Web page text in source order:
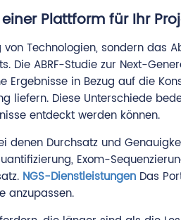
Plattform für Ihr
Technologien, sondern das
Die ABRF-Studie zur Next-
in Bezug auf die
liefern. Diese Unterschiede
entdeckt werden können.
denen Durchsatz und
Exom-
NGS-Dienstleistungen Das
anzupassen.